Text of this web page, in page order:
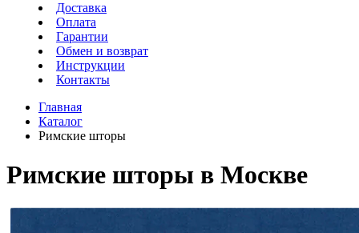
Доставка
Оплата
Гарантии
Обмен и возврат
Инструкции
Контакты
Главная
Каталог
Римские шторы
Римские шторы в Москве